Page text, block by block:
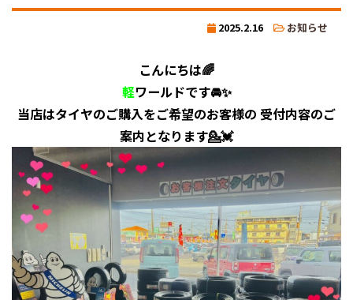
2025.2.16 お知らせ
こんにちは🌈
軽ワールドです🚘✨
当店はタイヤのご購入をご希望のお客様の 受付内容のご
案内となります💁💓